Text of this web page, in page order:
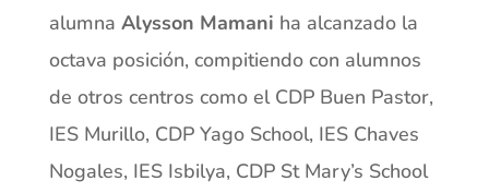
alumna Alysson Mamani ha alcanzado la
octava posición, compitiendo con alumnos
de otros centros como el CDP Buen Pastor,
IES Murillo, CDP Yago School, IES Chaves
Nogales, IES Isbilya, CDP St Mary’s School